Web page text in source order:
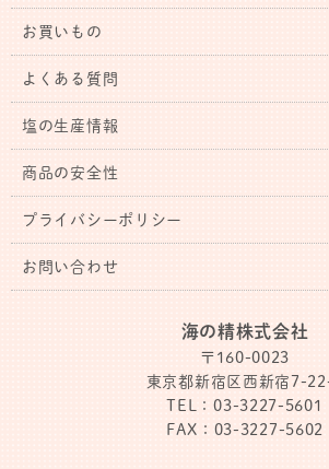
お買いもの
よくある質問
塩の生産情報
商品の安全性
プライバシーポリシー
お問い合わせ
海の精株式会社
〒160-0023
東京都新宿区西新宿7-
TEL：03-3227-5601
FAX：03-3227-5602